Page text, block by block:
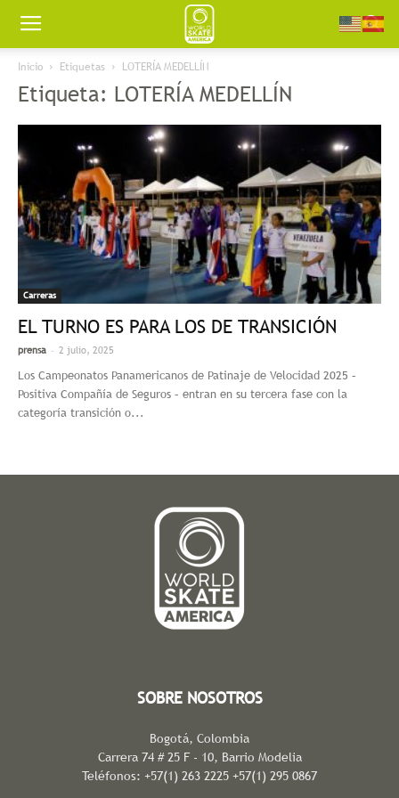
Worldskate
America
Inicio Etiquetas LOTERÍA MEDELLÍN
Etiqueta: LOTERÍA MEDELLÍN
Carreras
EL TURNO ES PARA LOS DE TRANSICIÓN
prensa - 2 julio, 2025
Los Campeonatos Panamericanos de Patinaje de Velocidad 2025 –
Positiva Compañía de Seguros – entran en su tercera fase con la
categoría transición o...
SOBRE NOSOTROS
Bogotá, Colombia
Carrera 74 # 25 F - 10, Barrio Modelia
Teléfonos: +57(1) 263 2225 +57(1) 295 0867